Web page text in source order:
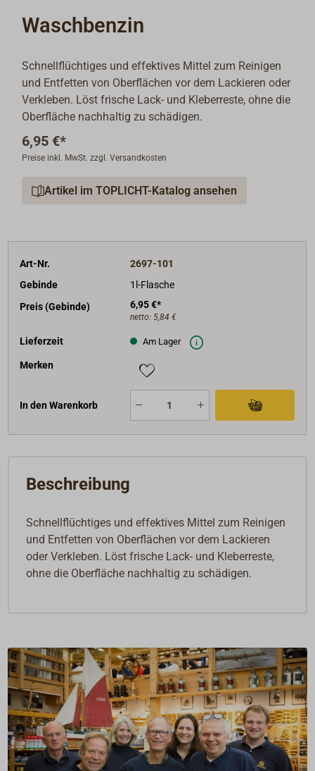
Waschbenzin
Schnellflüchtiges und effektives Mittel zum Reinigen
und Entfetten von Oberflächen vor dem Lackieren oder
Verkleben. Löst frische Lack- und Kleberreste, ohne die
Oberfläche nachhaltig zu schädigen.
6,95 €*
Preise inkl. MwSt. zzgl. Versandkosten
Artikel im TOPLICHT-Katalog ansehen
Art-Nr.
2697-101
Gebinde
1l-Flasche
Preis (Gebinde)
6,95 €*
netto: 5,84 €
Lieferzeit Am Lager
Merken
In den Warenkorb
Beschreibung
Schnellflüchtiges und effektives Mittel zum Reinigen
und Entfetten von Oberflächen vor dem Lackieren
oder Verkleben. Löst frische Lack- und Kleberreste,
ohne die Oberfläche nachhaltig zu schädigen.